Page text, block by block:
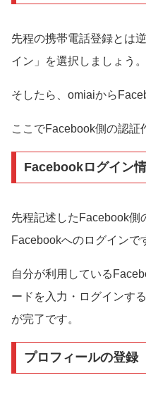
先程の携帯電話登録とは
イン」を選択しましょう。
そしたら、omiaiから
ここでFacebook側の認証
Facebookログイン
先程記述したFacebook側
Facebookへのログインで
自分が利用している
ードを入力・ログインす
が完了です。
プロフィールの登録